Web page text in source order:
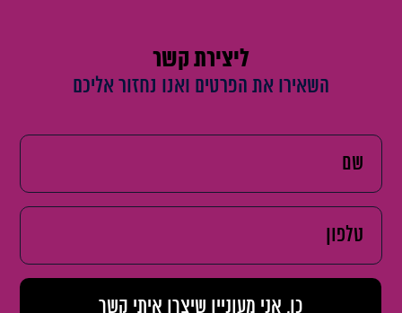
ליצירת קשר
השאירו את הפרטים ואנו נחזור אליכם